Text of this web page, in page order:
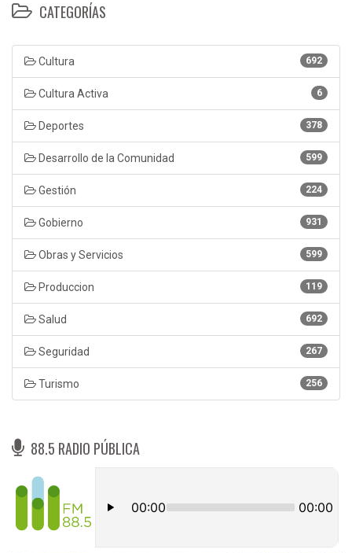
CATEGORÍAS
692
Cultura
6
Cultura Activa
378
Deportes
599
Desarrollo de la Comunidad
224
Gestión
931
Gobierno
599
Obras y Servicios
119
Produccion
692
Salud
267
Seguridad
256
Turismo
88.5 RADIO PÚBLICA